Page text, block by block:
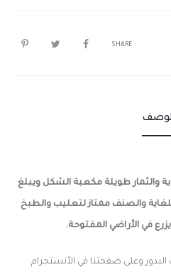
SHARE
والثمار طويلة مكعبة الشكل ويبلغ
حلو للغاية والصنف ممتاز لتعليب والطبخ
يزرع في الأراضي المفتوحة.
وعلى صفحتنا في الأنستجرام